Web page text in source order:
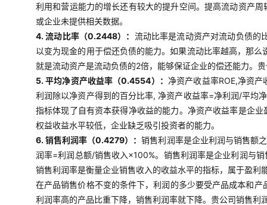
利用和营运能力的增长还有较大的提升空间。提高流动资产
或企业未提供相关数据。
4. 流动比率（0.2448）： 流动比率是流动资产对流动负债的
以变为现金的用于偿还负债的能力。如果流动比率越高，那
就是流动资产是流动负债的2倍，能够保证企业的偿还能力。
5. 平均净资产收益率（0.4554）： 净资产收益率ROE,净资
利润除以净资产得到的百分比率, 净资产收益率=净利润/平均
指标体现了自有资本获得净收益的能力。净资产收益率是企
权益收益水平较低，企业缺乏吸引投资者的能力。
6. 销售利润率（0.4279）：销售利润率是企业利润与销售额
润率=利润总额/销售收入×100%。销售利润率是企业利润与
销售利润率是衡量企业销售收入的收益水平的指标，属于盈利
在产品销售价格不变的条件下，利润的多少要受产品成本和
利润率高的产品比重下降，销售利润率就下降。贵公司销售